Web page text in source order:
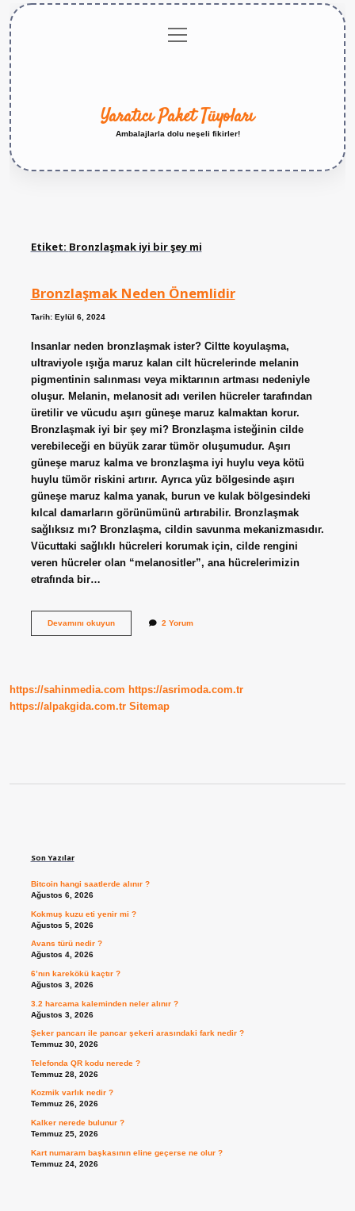
menüyü
aç
Yaratıcı Paket Tüyoları
Ambalajlarla dolu neşeli fikirler!
Etiket: Bronzlaşmak iyi bir şey mi
Bronzlaşmak Neden Önemlidir
Tarih: Eylül 6, 2024
Insanlar neden bronzlaşmak ister? Ciltte koyulaşma,
ultraviyole ışığa maruz kalan cilt hücrelerinde melanin
pigmentinin salınması veya miktarının artması nedeniyle
oluşur. Melanin, melanosit adı verilen hücreler tarafından
üretilir ve vücudu aşırı güneşe maruz kalmaktan korur.
Bronzlaşmak iyi bir şey mi? Bronzlaşma isteğinin cilde
verebileceği en büyük zarar tümör oluşumudur. Aşırı
güneşe maruz kalma ve bronzlaşma iyi huylu veya kötü
huylu tümör riskini artırır. Ayrıca yüz bölgesinde aşırı
güneşe maruz kalma yanak, burun ve kulak bölgesindeki
kılcal damarların görünümünü artırabilir. Bronzlaşmak
sağlıksız mı? Bronzlaşma, cildin savunma mekanizmasıdır.
Vücuttaki sağlıklı hücreleri korumak için, cilde rengini
veren hücreler olan “melanositler”, ana hücrelerimizin
etrafında bir…
Devamını okuyunBronzlaşmak2 Yorum
https://sahinmedia.com https://asrimoda.com.tr
https://alpakgida.com.tr Sitemap
Son Yazılar
Bitcoin hangi saatlerde alınır ?
Ağustos 6, 2026
Kokmuş kuzu eti yenir mi ?
Ağustos 5, 2026
Avans türü nedir ?
Ağustos 4, 2026
6’nın karekökü kaçtır ?
Ağustos 3, 2026
3.2 harcama kaleminden neler alınır ?
Ağustos 3, 2026
Şeker pancarı ile pancar şekeri arasındaki fark nedir ?
Temmuz 30, 2026
Telefonda QR kodu nerede ?
Temmuz 28, 2026
Kozmik varlık nedir ?
Temmuz 26, 2026
Kalker nerede bulunur ?
Temmuz 25, 2026
Kart numaram başkasının eline geçerse ne olur ?
Temmuz 24, 2026